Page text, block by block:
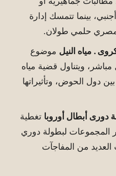
بينما تتمسك إدارة
حلمي طولان.
. مياه النيل موضوع
ويتناول قضية مياه
دول الحوض، وتأثيراتها
دورى أبطال أوروبا تغطية
المجموعات لبطولة دوري
العديد من المفاجآت